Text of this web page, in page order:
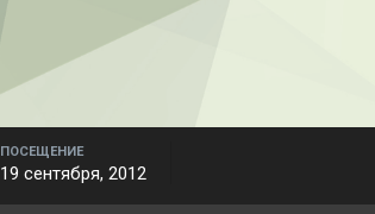
ПОСЕЩЕНИЕ
19 сентября, 2012